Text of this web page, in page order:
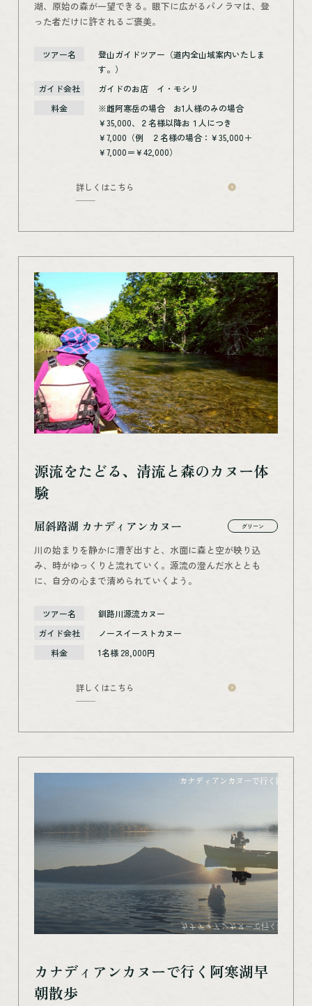
湖、原始の森が一望できる。眼下に広がるパノラマは、登
った者だけに許されるご褒美。
ツアー名
登山ガイドツアー（道内全山域案内いたしま
す。）
ガイド会社
ガイドのお店 イ・モシリ
料金
※雌阿寒岳の場合 お1人様のみの場合
￥35,000、２名様以降お１人につき
￥7,000（例 ２名様の場合：￥35,000＋
￥7,000＝￥42,000）
詳しくはこちら
源流をたどる、清流と森のカヌー体
験
屈斜路湖 カナディアンカヌー グリーン
川の始まりを静かに漕ぎ出すと、水面に森と空が映り込
み、時がゆっくりと流れていく。源流の澄んだ水ととも
に、自分の心まで清められていくよう。
ツアー名
釧路川源流カヌー
ガイド会社
ノースイーストカヌー
料金
1名様 28,000円
詳しくはこちら
カナディアンカヌーで行く阿寒湖早
朝散歩